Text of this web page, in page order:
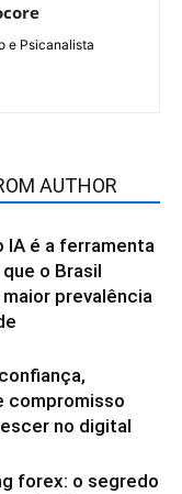
e Psicanalista
AUTHOR
IA é a ferramenta
o Brasil
prevalência
compromisso
no digital
forex: o segredo